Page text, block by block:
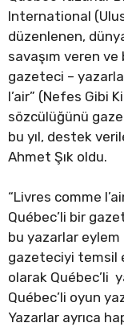
International
düzenlenen,
savaşım veren
gazeteci –
l’air” (Nefes Gibi
sözcülüğünü
bu yıl, destek
Ahmet Şık oldu.
“Livres comme
Québec’li bir
bu yazarlar
gazeteciyi temsil
olarak Québec’li
Québec’li oyun
Yazarlar ayrıca